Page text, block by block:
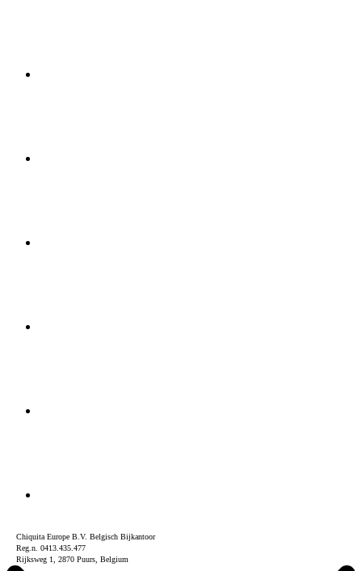
Chiquita Europe B.V. Belgisch Bijkantoor
Reg.n. 0413.435.477
Rijksweg 1, 2870 Puurs, Belgium